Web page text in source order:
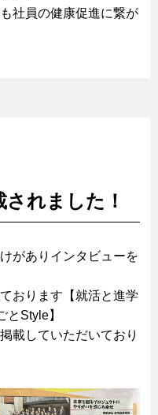
社員の健康促進に繋が
れました！
がありインタビューを
おります【就活と進学
とStyle】
載していただいており